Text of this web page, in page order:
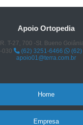
Apoio Ortopedia
R. T-27, 700 -St. Bueno
030
(62) 3251-6466
(62)
apoio01@terra.com.br
Home
Empresa